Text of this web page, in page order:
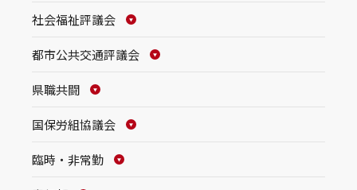
社会福祉評議会
都市公共交通評議会
県職共闘
国保労組協議会
臨時・非常勤